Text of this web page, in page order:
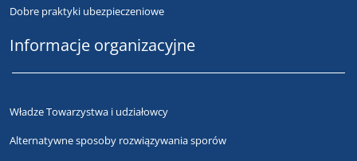
Dobre praktyki ubezpieczeniowe
Informacje organizacyjne
Władze Towarzystwa i udziałowcy
Alternatywne sposoby rozwiązywania sporów